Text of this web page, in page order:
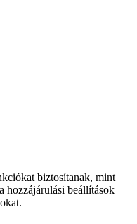
biztosítanak, mint
hozzájárulási beállítások